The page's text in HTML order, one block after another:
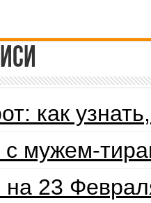
как
мужем-
на 23